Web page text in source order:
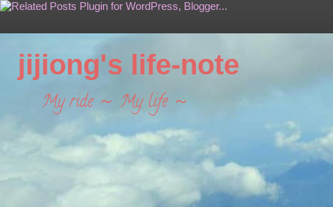
life-note
ride ～ My life ～